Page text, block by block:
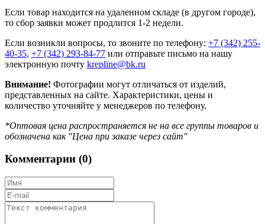
Если товар находится на удаленном складе (в другом городе),
то сбор заявки может продлится 1-2 недели.
Если возникли вопросы, то звоните по телефону: +7 (342) 255-
40-35, +7 (342) 293-84-77 или отправьте письмо на нашу
электронную почту krepline@bk.ru
Внимание! Фотографии могут отличаться от изделий,
представленных на сайте. Характеристики, цены и
количество уточняйте у менеджеров по телефону.
*Оптовая цена распространяется не на все группы товаров и
обозначена как "Цена при заказе через сайт"
Комментарии (0)